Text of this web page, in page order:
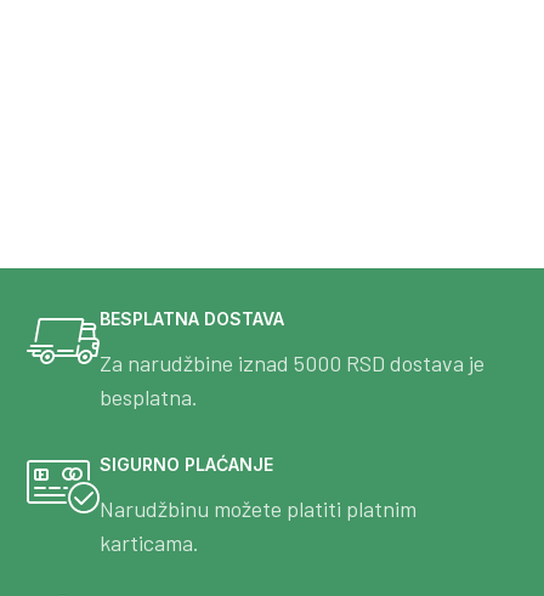
BESPLATNA DOSTAVA
Za narudžbine iznad 5000 RSD dostava je
besplatna.
SIGURNO PLAĆANJE
Narudžbinu možete platiti platnim
karticama.